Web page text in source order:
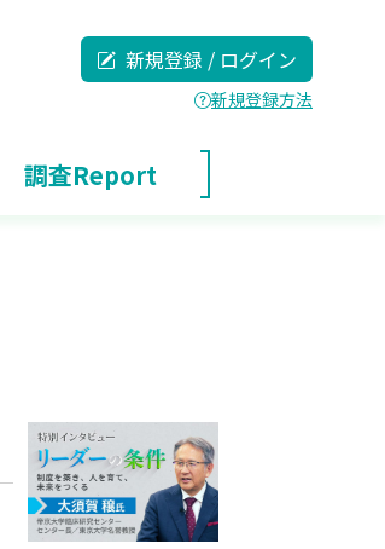
新規登録 / ログイン
新規登録方法
調査Report